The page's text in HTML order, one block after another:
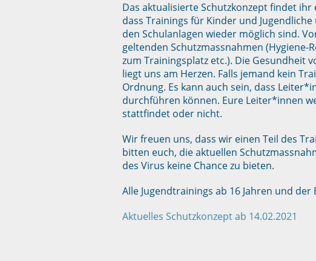
Das aktualisierte Schutzkonzept findet
dass Trainings für Kinder und
den Schulanlagen wieder möglich sind.
geltenden Schutzmassnahmen (Hygiene-
zum Trainingsplatz etc.). Die Gesundheit
liegt uns am Herzen. Falls jemand kein
Ordnung. Es kann auch sein, dass
durchführen können. Eure Leiter*innen
stattfindet oder nicht.
Wir freuen uns, dass wir einen Teil des
bitten euch, die aktuellen
des Virus keine Chance zu bieten.
Alle Jugendtrainings ab 16 Jahren und
Aktuelles Schutzkonzept ab 14.02.2021